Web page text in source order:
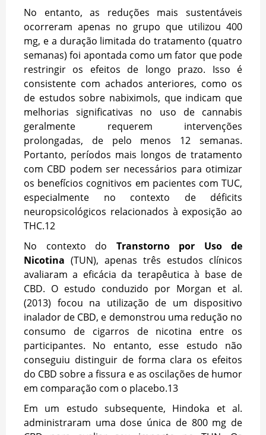
No entanto, as reduções mais sustentáveis
ocorreram apenas no grupo que utilizou 400
mg, e a duração limitada do tratamento (quatro
semanas) foi apontada como um fator que pode
restringir os efeitos de longo prazo. Isso é
consistente com achados anteriores, como os
de estudos sobre nabiximols, que indicam que
melhorias significativas no uso de cannabis
geralmente requerem intervenções
prolongadas, de pelo menos 12 semanas.
Portanto, períodos mais longos de tratamento
com CBD podem ser necessários para otimizar
os benefícios cognitivos em pacientes com TUC,
especialmente no contexto de déficits
neuropsicológicos relacionados à exposição ao
THC.12
No contexto do Transtorno por Uso de
Nicotina (TUN), apenas três estudos clínicos
avaliaram a eficácia da terapêutica à base de
CBD. O estudo conduzido por Morgan et al.
(2013) focou na utilização de um dispositivo
inalador de CBD, e demonstrou uma redução no
consumo de cigarros de nicotina entre os
participantes. No entanto, esse estudo não
conseguiu distinguir de forma clara os efeitos
do CBD sobre a fissura e as oscilações de humor
em comparação com o placebo.13
Em um estudo subsequente, Hindoka et al.
administraram uma dose única de 800 mg de